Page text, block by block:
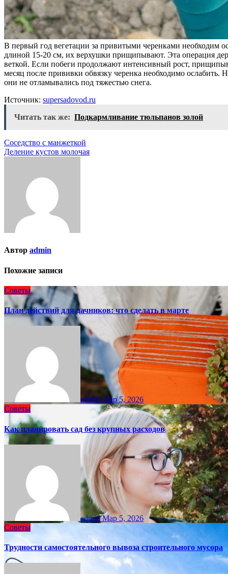
В первый год вегетации за привитыми черенками необходим
длиной 15-20 см, их верхушки прищипывают. Эта операция
веткой. Если побеги продолжают интенсивный рост,
месяц после прививки обвязку черенка необходимо
они не отламывались под тяжестью снега.
Источник: supersadovod.ru
Читать так же: Подкармливание тюльпанов золой
Навигация
по
Соседство с манжеткой
Деление кустов молочая
Автор admin
Похожие записи
Советы
План действий для дачников: что сделать в марте
admin Мар 5, 2026
Советы
Как планировать сад без крупных расходов
adminМар 5, 2026
Советы
Трудности самостоятельного вывоза строительного мусора